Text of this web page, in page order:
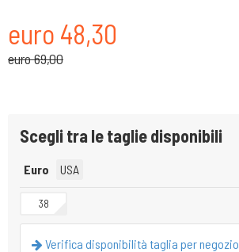
euro 48,30
euro 69,00
Scegli tra le taglie disponibili
Euro USA
38
Verifica disponibilità taglia per negozio